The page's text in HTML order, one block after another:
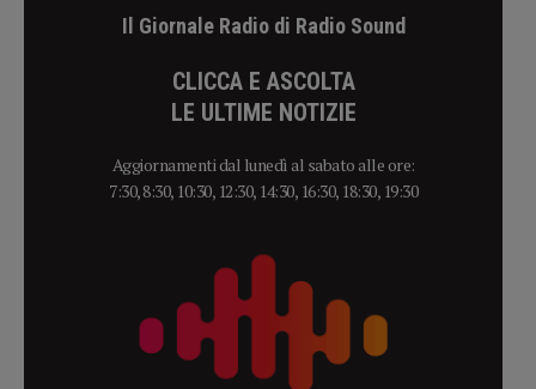
Il Giornale Radio di Radio Sound
CLICCA E ASCOLTA
LE ULTIME NOTIZIE
Aggiornamenti dal lunedì al sabato alle ore:
7:30, 8:30, 10:30, 12:30, 14:30, 16:30, 18:30, 19:30